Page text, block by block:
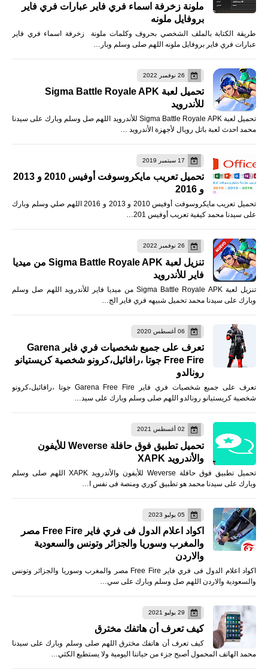
ملونة زخرفة اسماء فري فاير عبارات فري فاير
بروفايل ملونه
طريقة الكتابة بالملف الشخصي بحروف وكلمات ملونة زخرفة اسماء فري فاير
عبارات فري فاير بروفايل ملونه اللهم صلى وسلم وبار…
26 نوفمبر 2022
تحميل لعبة Sigma Battle Royale APK
للأندرويد
تحميل لعبة Sigma Battle Royale APK للأندرويد اللهم صل وسلم وبارك على سيدنا
محمد احدث لعبة باتل رويال لأجهزة الأندرويد …
17 سبتمبر 2019
تحميل تعريب مايكروسوفت أوفيس 2010 و 2013
و 2016
تحميل تعريب مايكروسوفت أوفيس 2010 و 2013 و 2016 اللهم صلي وسلم وبارك
على سيدنا محمد كيفية تعريب أوفيس 201…
26 نوفمبر 2022
تنزيل لعبة Sigma Battle Royale APK من ميديا
فاير للأندرويد
تنزيل لعبة Sigma Battle Royale APK من ميديا فاير للأندرويد اللهم صل وسلم
وبارك على سيدنا محمد تحميل شبيهه فري فاير الج…
06 أغسطس 2020
تعرف على جميع شخصيات فري فاير Garena
Free Fire جوتا ،رافائيل،كرونو شخصية كريستيانو
رونالدو
تعرف على جميع شخصيات فري فاير Garena Free Fire جوتا ،رافائيل،كرونو
شخصية كريستيانو رونالدو اللهم صلى وسلم وبارك على سيد…
02 أغسطس 2021
تحميل تطبيق فوق حافلة Weverse للأيفون
والأندرويد XAPK
تحميل تطبيق فوق حافلة Weverse للأيفون والأندرويد XAPK اللهم صلى وسلم
وبارك على سيدنا محمد هو تطبيق كوري ومنصة فى نفس ا…
05 يوليو 2023
اكواد اعلام الدول فى فري فاير Free Fire مصر
والمغرب وسوريا والجزائر وتونس والسعودية
والاردن
اكواد اعلام الدول فى فري فاير Free Fire مصر والمغرب وسوريا والجزائر وتونس
والسعودية والاردن اللهم صل وسلم وبارك على سي…
29 يوليو 2021
كيف تعرف أن هاتفك مخترق
كيف تعرف أن هاتفك مخترق اللهم صلى وسلم وبارك على سيدنا
محمد الهاتف المحمول أصبح جزء من حياتنا اليومية ولا يستطيع الكثي…